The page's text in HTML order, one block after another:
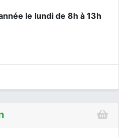
le lundi de 8h à 13h